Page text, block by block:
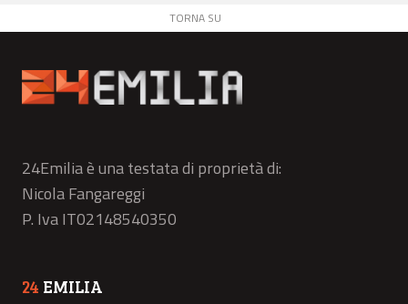
TORNA SU
24Emilia è una testata di proprietà di:
Nicola Fangareggi
P. Iva IT02148540350
24 EMILIA